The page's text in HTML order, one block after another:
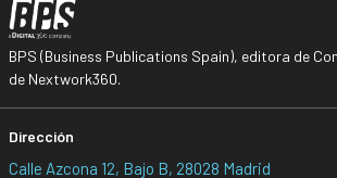
BPS (Business Publications Spain), editora de
de Nextwork360.
Dirección
Calle Azcona 12, Bajo B, 28028 Madrid